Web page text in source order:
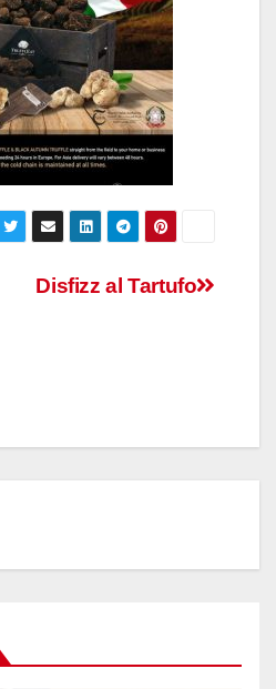
Disfizz al Tartufo